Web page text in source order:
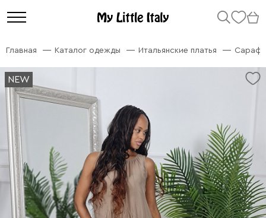
Главная Каталог одежды Итальянские платья
NEW
NEW